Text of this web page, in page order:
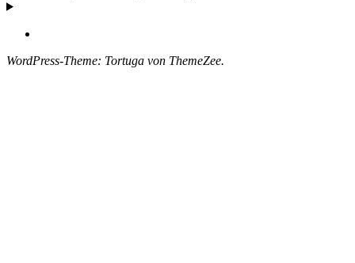
WordPress-Theme: Tortuga von ThemeZee.